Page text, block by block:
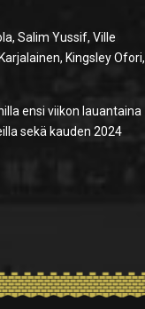
Salim Yussif, Ville
Kingsley Ofori,
ensi viikon lauantaina
sekä kauden 2024